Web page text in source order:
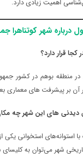
اهمیت زیادی دارد.
درباره شهر
کجا قرار دارد؟
آن بر پیشرفت ‌های معماری
دیدنی های این شهر چه
استوانه‌های استخوانی یکی
شهر می‌توان به کلیسای سنت باربارا